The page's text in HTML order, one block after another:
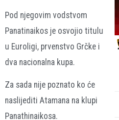
Pod njegovim vodstvom
Panatinaikos je osvojio titulu
u Euroligi, prvenstvo Grčke i
dva nacionalna kupa.
Za sada nije poznato ko će
naslijediti Atamana na klupi
Panathinaikosa.